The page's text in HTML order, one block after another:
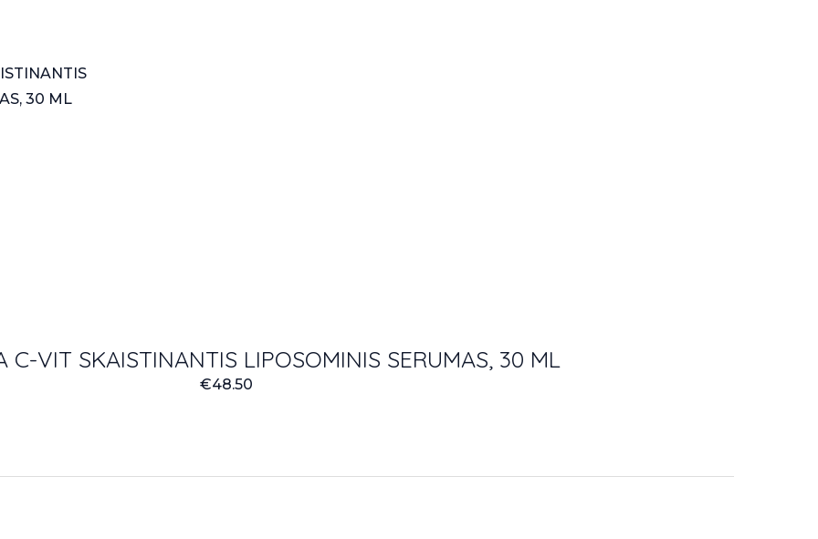
C-VIT SKAISTINANTIS LIPOSOMINIS SERUMAS, 30 ML
€48.50